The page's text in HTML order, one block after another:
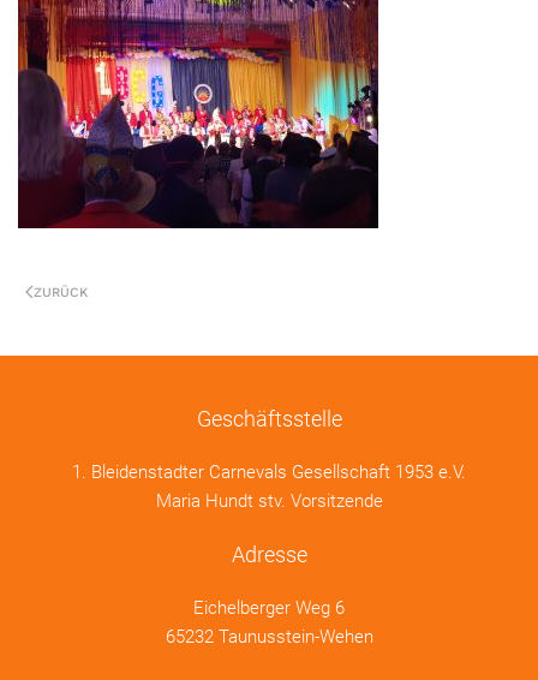
ZURÜCK
Geschäftsstelle
1. Bleidenstadter Carnevals Gesellschaft 1953 e.V.
Maria Hundt stv. Vorsitzende
Adresse
Eichelberger Weg 6
65232 Taunusstein-Wehen